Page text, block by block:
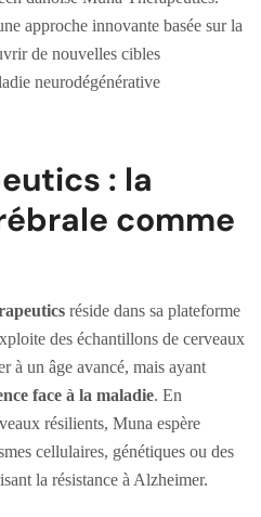
approche innovante basée sur la
de nouvelles cibles
neurodégénérative
: la
comme
réside dans sa plateforme
des échantillons de cerveaux
à un âge avancé, mais ayant
face à la maladie. En
résilients, Muna espère
cellulaires, génétiques ou des
la résistance à Alzheimer.